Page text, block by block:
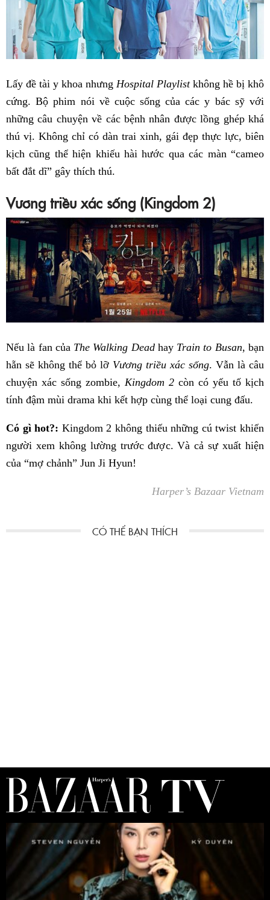
Lấy đề tài y khoa nhưng Hospital Playlistkhông hề bị khô
cứng. Bộ phim nói về cuộc sống của các y bác sỹ với
những câu chuyện về các bệnh nhân được lồng ghép khá
thú vị. Không chỉ có dàn trai xinh, gái đẹp thực lực, biên
kịch cũng thể hiện khiếu hài hước qua các màn “cameo
bất đắt dĩ” gây thích thú.
Vương triều xác sống (Kingdom 2)
Nếu là fan của The Walking Deadhay Train to Busan, bạn
hẵn sẽ không thể bỏ lỡ Vương triều xác sống. Vẫn là câu
chuyện xác sống zombie, Kingdom 2 còn có yếu tố kịch
tính đậm mùi drama khi kết hợp cùng thể loại cung đấu.
Có gì hot?: Kingdom 2 không thiếu những cú twist khiến
người xem không lường trước được. Và cả sự xuất hiện
của “mợ chảnh” Jun Ji Hyun!
Harper’s Bazaar Vietnam